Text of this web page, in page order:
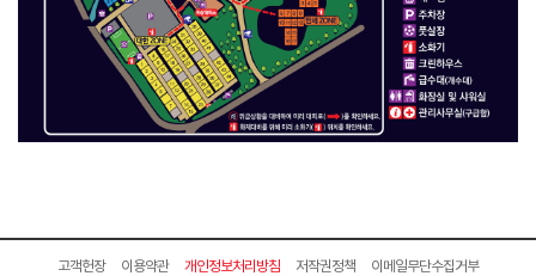
고객헌장 이용약관 개인정보처리방침 저작권정책
이메일무단수집거부